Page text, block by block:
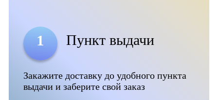
1 Пункт выдачи
Закажите доставку до удобного пункта
выдачи и заберите свой заказ